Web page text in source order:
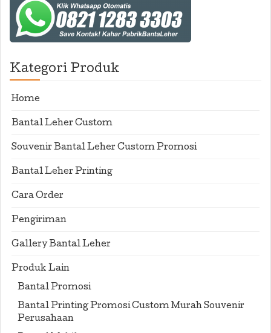
Kategori Produk
Home
Bantal Leher Custom
Souvenir Bantal Leher Custom Promosi
Bantal Leher Printing
Cara Order
Pengiriman
Gallery Bantal Leher
Produk Lain
Bantal Promosi
Bantal Printing Promosi Custom Murah Souvenir
Perusahaan